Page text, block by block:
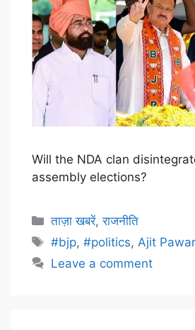
Will the NDA clan
assembly elections?
ताज़ा खबरें,राजनीति
#bjp,#politics,Ajit Pawar
Leave a comment